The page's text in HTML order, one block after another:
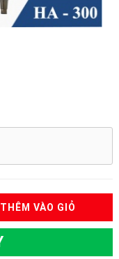
THÊM VÀO GIỎ